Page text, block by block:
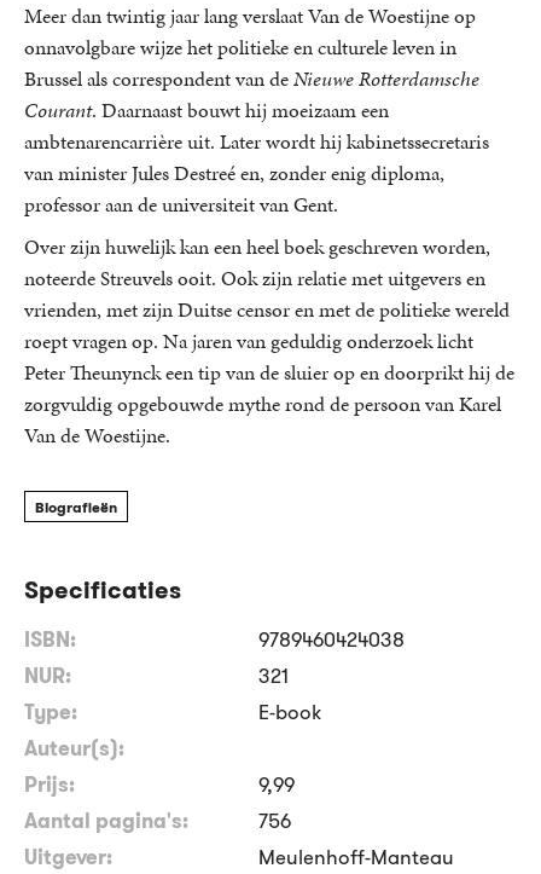
Meer dan twintig jaar lang verslaat Van de Woestijne op
onnavolgbare wijze het politieke en culturele leven in
Brussel als correspondent van deNieuwe Rotterdamsche
Courant. Daarnaast bouwt hij moeizaam een
ambtenarencarrière uit. Later wordt hij kabinetssecretaris
van minister Jules Destreé en, zonder enig diploma,
professor aan de universiteit van Gent.
Over zijn huwelijk kan een heel boek geschreven worden,
noteerde Streuvels ooit. Ook zijn relatie met uitgevers en
vrienden, met zijn Duitse censor en met de politieke wereld
roept vragen op. Na jaren van geduldig onderzoek licht
Peter Theunynck een tip van de sluier op en doorprikt hij de
zorgvuldig opgebouwde mythe rond de persoon van Karel
Van de Woestijne.
Biografieën
Specificaties
ISBN:
9789460424038
NUR:
321
Type:
E-book
Auteur(s):
Prijs:
9,99
Aantal pagina's:
756
Uitgever:
Meulenhoff-Manteau